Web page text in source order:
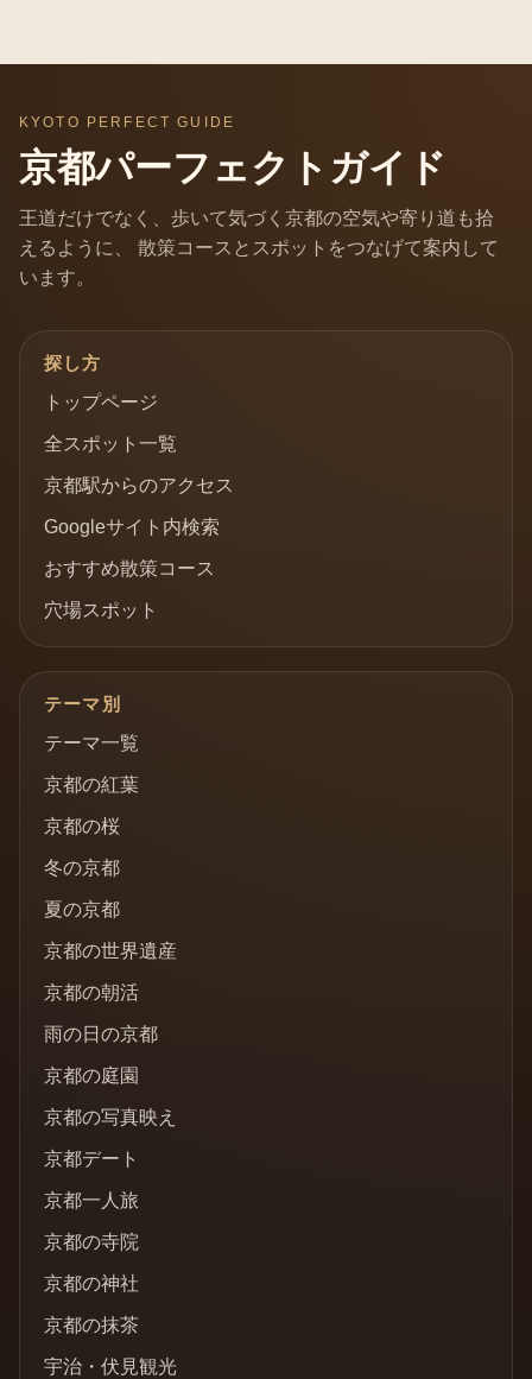
KYOTO PERFECT GUIDE
京都パーフェクトガイド
王道だけでなく、歩いて気づく京都の空気や寄り道も拾
えるように、 散策コースとスポットをつなげて案内して
います。
探し方
トップページ
全スポット一覧
京都駅からのアクセス
Googleサイト内検索
おすすめ散策コース
穴場スポット
テーマ別
テーマ一覧
京都の紅葉
京都の桜
冬の京都
夏の京都
京都の世界遺産
京都の朝活
雨の日の京都
京都の庭園
京都の写真映え
京都デート
京都一人旅
京都の寺院
京都の神社
京都の抹茶
宇治・伏見観光